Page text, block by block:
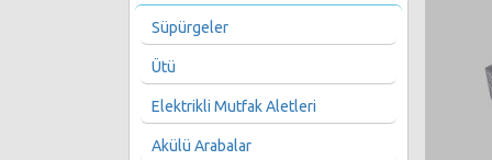
Süpürgeler
Ütü
Elektrikli Mutfak Aletleri
Akülü Arabalar